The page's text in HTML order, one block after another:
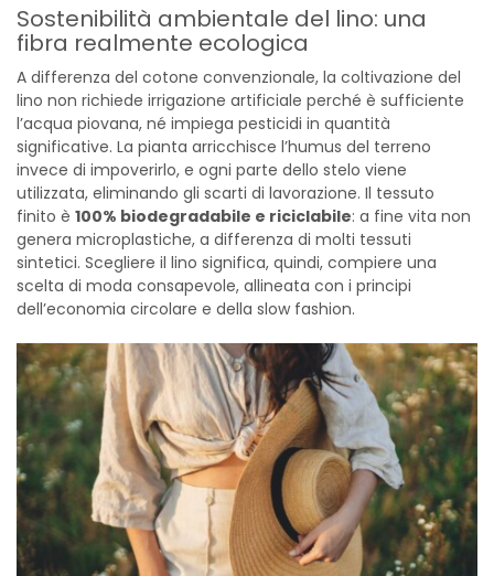
Sostenibilità ambientale del lino: una
fibra realmente ecologica
A differenza del cotone convenzionale, la coltivazione del
lino non richiede irrigazione artificiale perché è sufficiente
l’acqua piovana, né impiega pesticidi in quantità
significative. La pianta arricchisce l’humus del terreno
invece di impoverirlo, e ogni parte dello stelo viene
utilizzata, eliminando gli scarti di lavorazione. Il tessuto
finito è 100% biodegradabile e riciclabile: a fine vita non
genera microplastiche, a differenza di molti tessuti
sintetici. Scegliere il lino significa, quindi, compiere una
scelta di moda consapevole, allineata con i principi
dell’economia circolare e della slow fashion.